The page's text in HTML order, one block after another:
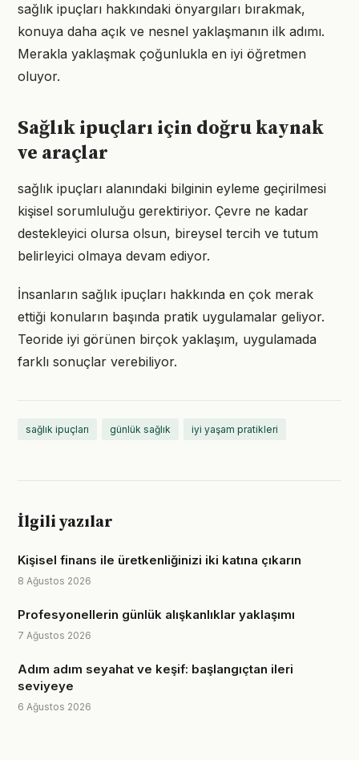
sağlık ipuçları hakkındaki önyargıları bırakmak,
konuya daha açık ve nesnel yaklaşmanın ilk adımı.
Merakla yaklaşmak çoğunlukla en iyi öğretmen
oluyor.
Sağlık ipuçları için doğru kaynak
ve araçlar
sağlık ipuçları alanındaki bilginin eyleme geçirilmesi
kişisel sorumluluğu gerektiriyor. Çevre ne kadar
destekleyici olursa olsun, bireysel tercih ve tutum
belirleyici olmaya devam ediyor.
İnsanların sağlık ipuçları hakkında en çok merak
ettiği konuların başında pratik uygulamalar geliyor.
Teoride iyi görünen birçok yaklaşım, uygulamada
farklı sonuçlar verebiliyor.
sağlık ipuçları günlük sağlık iyi yaşam pratikleri
İlgili yazılar
Kişisel finans ile üretkenliğinizi iki katına çıkarın
8 Ağustos 2026
Profesyonellerin günlük alışkanlıklar yaklaşımı
7 Ağustos 2026
Adım adım seyahat ve keşif: başlangıçtan ileri
seviyeye
6 Ağustos 2026